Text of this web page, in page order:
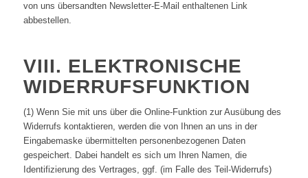
von uns übersandten Newsletter-E-Mail enthaltenen Link
abbestellen.
VIII. ELEKTRONISCHE
WIDERRUFSFUNKTION
(1) Wenn Sie mit uns über die Online-Funktion zur Ausübung des
Widerrufs kontaktieren, werden die von Ihnen an uns in der
Eingabemaske übermittelten personenbezogenen Daten
gespeichert. Dabei handelt es sich um Ihren Namen, die
Identifizierung des Vertrages, ggf. (im Falle des Teil-Widerrufs)